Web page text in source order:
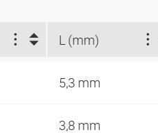
L (mm)
5,3 mm
3,8 mm